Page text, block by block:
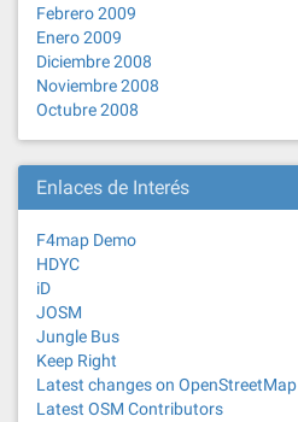
Febrero 2009
Enero 2009
Diciembre 2008
Noviembre 2008
Octubre 2008
Enlaces de Interés
F4map Demo
HDYC
iD
JOSM
Jungle Bus
Keep Right
Latest changes on OpenStreetMap
Latest OSM Contributors